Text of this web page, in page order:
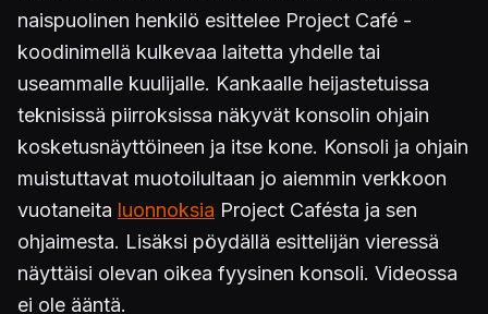
naispuolinen henkilö esittelee Project Café -
koodinimellä kulkevaa laitetta yhdelle tai
useammalle kuulijalle. Kankaalle heijastetuissa
teknisissä piirroksissa näkyvät konsolin ohjain
kosketusnäyttöineen ja itse kone. Konsoli ja ohjain
muistuttavat muotoilultaan jo aiemmin verkkoon
vuotaneita luonnoksia Project Cafésta ja sen
ohjaimesta. Lisäksi pöydällä esittelijän vieressä
näyttäisi olevan oikea fyysinen konsoli. Videossa
ei ole ääntä.